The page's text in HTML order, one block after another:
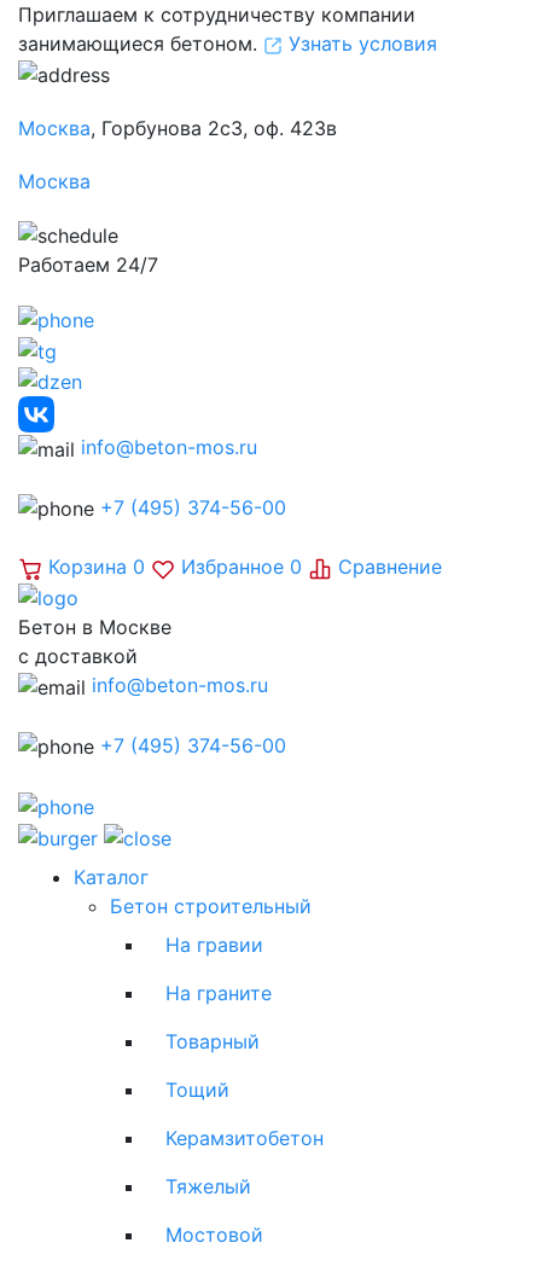
Приглашаем к сотрудничеству компании
занимающиеся бетоном.
Узнать условия
Москва, Горбунова 2с3, оф. 423в
Москва
Работаем 24/7
info@beton-mos.ru
+7 (495) 374-56-00
Корзина 0 Избранное 0 Сравнение
Бетон в Москве
с доставкой
info@beton-mos.ru
+7 (495) 374-56-00
Каталог
Бетон строительный
На гравии
На граните
Товарный
Тощий
Керамзитобетон
Тяжелый
Мостовой